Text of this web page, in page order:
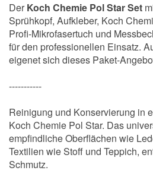
Der Koch Chemie Pol Star Set
Sprühkopf, Aufkleber, Koch
Profi-Mikrofasertuch und
für den professionellen Einsatz.
eigenet sich dieses Paket-
-----------
Reinigung und Konservierung in
Koch Chemie Pol Star. Das
empfindliche Oberflächen wie
Textilien wie Stoff und Teppich,
Schmutz.